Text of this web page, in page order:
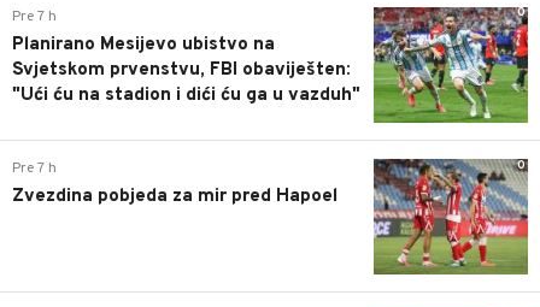
0
Pre 7 h
Planirano Mesijevo ubistvo na
Svjetskom prvenstvu, FBI obaviješten:
"Ući ću na stadion i dići ću ga u vazduh"
0
Pre 7 h
Zvezdina pobjeda za mir pred Hapoel